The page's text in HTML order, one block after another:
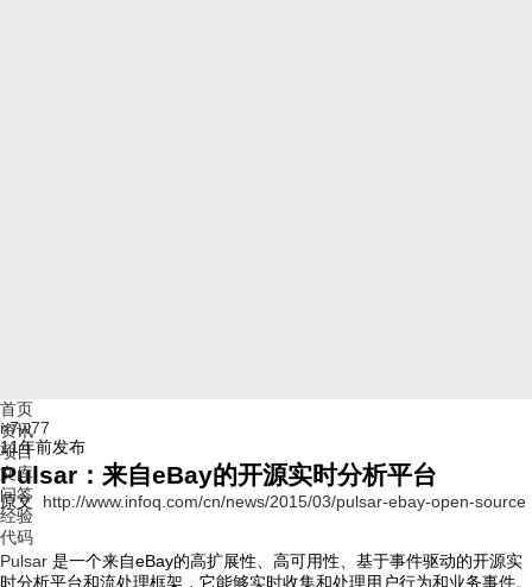
首页
资讯
项目
文库
问答
经验
代码
n7w77
11年前发布
Pulsar：来自eBay的开源实时分析平台
原文 http://www.infoq.com/cn/news/2015/03/pulsar-ebay-open-source
Pulsar 是一个来自eBay的高扩展性、高可用性、基于事件驱动的开源实
时分析平台和流处理框架，它能够实时收集和处理用户行为和业务事件。